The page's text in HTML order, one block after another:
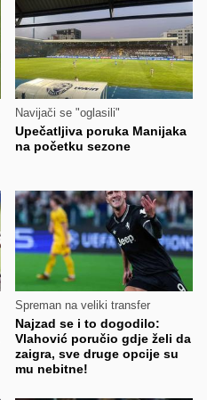
Navijači se "oglasili"
Upečatljiva poruka Manijaka
na početku sezone
Spreman na veliki transfer
Najzad se i to dogodilo:
Vlahović poručio gdje želi da
zaigra, sve druge opcije su
mu nebitne!